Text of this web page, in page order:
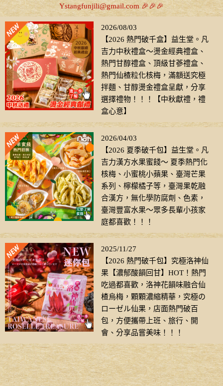
Ystangfunjili@gmail.com 🎉🎉🎉
2026/08/03
【2026 熱門破千盒】益生堂。凡
吉力中秋禮盒～燙金經典禮盒、
熱門甘醇禮盒、頂級甘蔘禮盒、
熱門仙楂粒化核梅，滿額送究極
拌麵、甘醇燙金禮盒呈獻，分享
選擇禮物！！！【中秋獻禮，禮
盒心意】
2026/04/03
【2026 夏季破千包】益生堂。凡
吉力漢方水果蜜餞～ 夏季熱門化
核梅、小蜜桃小蘋果、臺灣芒果
系列、檸檬橘子等，臺灣果乾融
合漢方，無化學防腐劑、色素，
臺灣豐富水果～眾多長輩小孩家
庭都喜歡！！！
2025/11/27
【2026 熱門破千包】究極洛神仙
果【濃郁酸韻回甘】HOT！熱門
吃過都喜歡，洛神花韻味融合仙
楂烏梅，顆顆濃縮精華，究極の
ローゼル仙果，店面熱門破百
包，方便攜帶上班、旅行、開
會、分享品嘗美味！！！